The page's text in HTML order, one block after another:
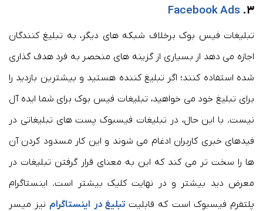
۳. Facebook Ads
تبلیغات فیس بوک برخلاف شبکه های دیگر، به تبلیغ کنندگان
اجازه می دهد از بسیاری از گزینه های منحصر به فرد هدف گذاری
شده استفاده کنند؛ اگر تبلیغ کننده هستید و بیشترین بازدید را
برای تبلیغ خود می خواهید، تبلیغات فیس بوک برای شما ایده آل
نیست. با این حال، در تبلیغات فیسبوک پست های تبلیغاتی در
فیدهای خبری کاربران ادغام می شوند و این کار مسدود کردن آن
ها را سخت تر می کند که این به معنای قرار گرفتن تبلیغات در
معرض دید بیشتر و در نهایت کلیک بیشتر است. اینستاگرام
پلتفرم فیسبوک است که قابلیتتبلیغ در اینستاگرام نیز میسر